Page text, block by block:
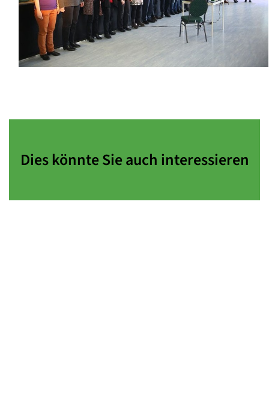
Dies könnte Sie auch interessieren